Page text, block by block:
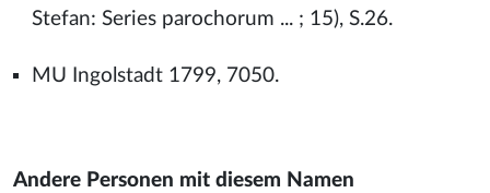
Stefan: Series parochorum ... ; 15), S.26.
MU Ingolstadt 1799, 7050.
Andere Personen mit diesem Namen